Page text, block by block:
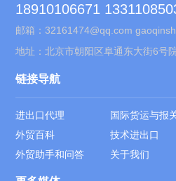
18910106671
邮箱：32161474@qq.com
地址：北京市朝阳区阜通东大街6号
链接导航
进出口代理 国际货运与报
外贸百科
技术进出口
外贸助手和问答
关于我们